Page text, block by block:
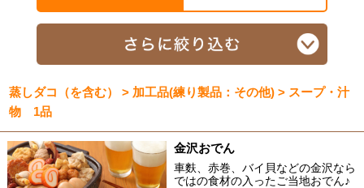
蒸しダコ（を含む） > 加工品(練り製品：その他) > スープ・汁
物 1品
金沢おでん
車麩、赤巻、バイ貝などの金沢なら
ではの食材の入ったご当地おでん♪